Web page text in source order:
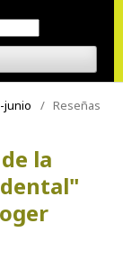
junio / Reseñas
la